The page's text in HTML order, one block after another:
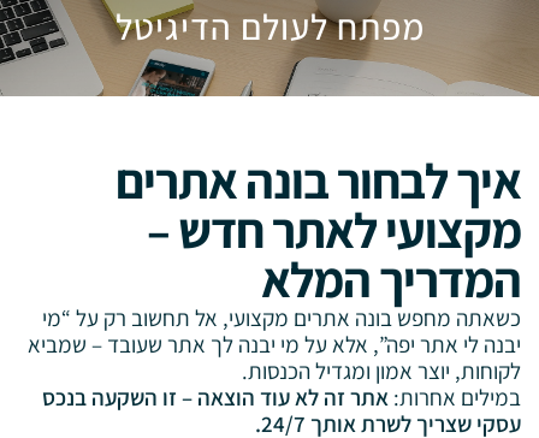
מפתח לעולם הדיגיטל
איך לבחור בונה אתרים
מקצועי לאתר חדש –
המדריך המלא
כשאתה מחפש בונה אתרים מקצועי, אל תחשוב רק על “מי
יבנה לי אתר יפה”, אלא על מי יבנה לך אתר שעובד – שמביא
לקוחות, יוצר אמון ומגדיל הכנסות.
במילים אחרות:אתר זה לא עוד הוצאה – זו השקעה בנכס
עסקי שצריך לשרת אותך 24/7.